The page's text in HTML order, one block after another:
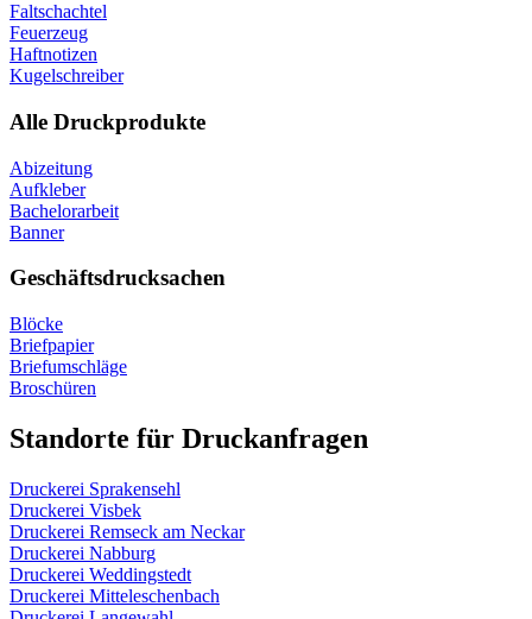
Faltschachtel
Feuerzeug
Haftnotizen
Kugelschreiber
Alle Druckprodukte
Abizeitung
Aufkleber
Bachelorarbeit
Banner
Geschäftsdrucksachen
Blöcke
Briefpapier
Briefumschläge
Broschüren
Standorte für Druckanfragen
Druckerei Sprakensehl
Druckerei Visbek
Druckerei Remseck am Neckar
Druckerei Nabburg
Druckerei Weddingstedt
Druckerei Mitteleschenbach